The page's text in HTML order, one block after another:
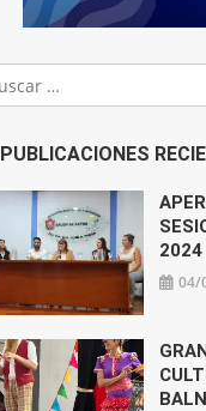
PUBLICACIONES
2024
04/